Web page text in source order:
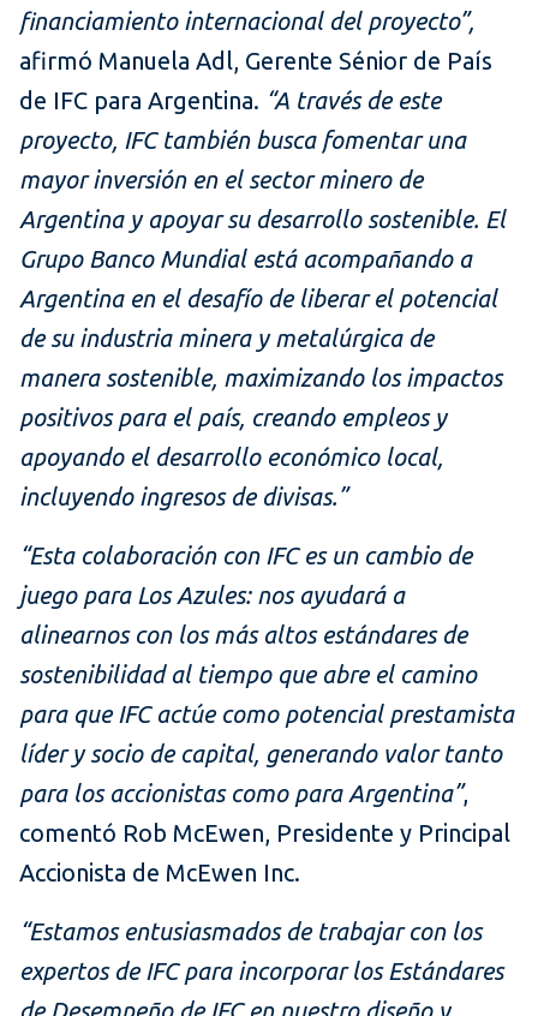
financiamiento internacional del proyecto”,
afirmó Manuela Adl, Gerente Sénior de País
de IFC para Argentina. “A través de este
proyecto, IFC también busca fomentar una
mayor inversión en el sector minero de
Argentina y apoyar su desarrollo sostenible. El
Grupo Banco Mundial está acompañando a
Argentina en el desafío de liberar el potencial
de su industria minera y metalúrgica de
manera sostenible, maximizando los impactos
positivos para el país, creando empleos y
apoyando el desarrollo económico local,
incluyendo ingresos de divisas.”
“Esta colaboración con IFC es un cambio de
juego para Los Azules: nos ayudará a
alinearnos con los más altos estándares de
sostenibilidad al tiempo que abre el camino
para que IFC actúe como potencial prestamista
líder y socio de capital, generando valor tanto
para los accionistas como para Argentina”,
comentó Rob McEwen, Presidente y Principal
Accionista de McEwen Inc.
“Estamos entusiasmados de trabajar con los
expertos de IFC para incorporar los Estándares